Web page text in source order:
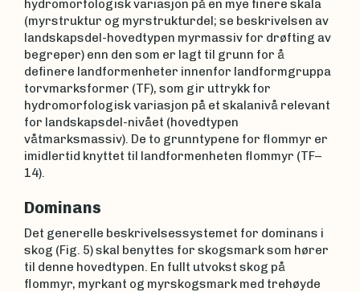
hydromorfologisk variasjon på en mye finere skala
(myrstruktur og myrstrukturdel; se beskrivelsen av
landskapsdel-hovedtypen myrmassiv for drøfting av
begreper) enn den som er lagt til grunn for å
definere landformenheter innenfor landformgruppa
torvmarksformer (TF), som gir uttrykk for
hydromorfologisk variasjon på et skalanivå relevant
for landskapsdel-nivået (hovedtypen
våtmarksmassiv). De to grunntypene for flommyr er
imidlertid knyttet til landformenheten flommyr (TF–
14).
Dominans
Det generelle beskrivelsessystemet for dominans i
skog (Fig. 5) skal benyttes for skogsmark som hører
til denne hovedtypen. En fullt utvokst skog på
flommyr, myrkant og myrskogsmark med trehøyde